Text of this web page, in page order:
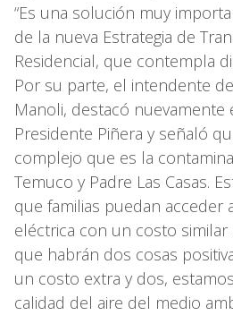
“Es una solución muy
de la nueva Estrategia de
Residencial, que contempla
Por su parte, el intendente
Manoli, destacó nuevamente
Presidente Piñera y señaló
complejo que es la
Temuco y Padre Las Casas.
que familias puedan acceder
eléctrica con un costo
que habrán dos cosas
un costo extra y dos,
calidad del aire del medio